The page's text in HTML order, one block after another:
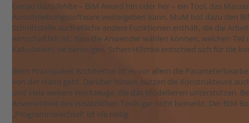
Genau dazu fehlte – BIM Award hin oder her – ein Tool, das
Ausschreibungssoftware weitergeben kann. MuM bot dazu den
Schnittstelle auch etliche andere Funktionen enthält, die die
wirtschaftlich ist, dass die Anwender wählen können, welchen
Kalkulation) sie benötigen. Scherr+Klimke entschied sich für die
Beim Praxispaket Architektur ist es vor allem die
von der Hand geht. Darüber hinaus nutzen die Konstrukteure
und viele weitere Werkzeuge, die das Modellieren unterstützen.
Anwesenheit des zusätzlichen Tools gar nicht bemerkt. Der BIM
„Programmwechsel“ ist nie nötig.